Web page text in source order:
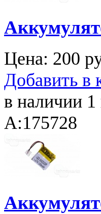
Цена: 200
Добавить в
в наличии
A:175728